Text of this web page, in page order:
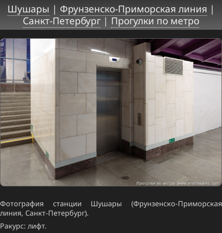
Шушары | Фрунзенско-Приморская линия |
Санкт-Петербург|Прогулки по метро
Фотография станции Шушары (Фрунзенско-Приморская
линия, Санкт-Петербург).
Ракурс: лифт.